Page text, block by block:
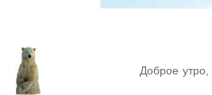
Доброе утро,